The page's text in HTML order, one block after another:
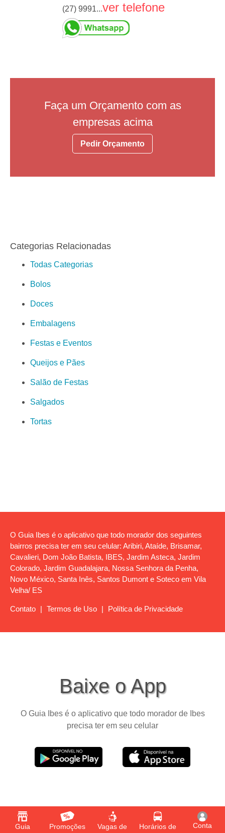
Guia Promoções Vagas de Horários de Conta
(27) 9991...ver telefone
Faça um Orçamento com as
empresas acima
Pedir Orçamento
Categorias Relacionadas
Todas Categorias
Bolos
Doces
Embalagens
Festas e Eventos
Queijos e Pães
Salão de Festas
Salgados
Tortas
O Guia Ibes é o aplicativo que todo morador dos seguintes
bairros precisa ter em seu celular: Aribiri, Ataíde, Brisamar,
Cavalieri, Dom João Batista, IBES, Jardim Asteca, Jardim
Colorado, Jardim Guadalajara, Nossa Senhora da Penha,
Novo México, Santa Inês, Santos Dumont e Soteco em Vila
Velha/ ES
Contato | Termos de Uso | Política de Privacidade
Baixe o App
O Guia Ibes é o aplicativo que todo morador de Ibes
precisa ter em seu celular